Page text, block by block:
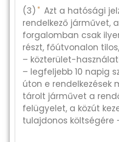
(3) * Azt a hatósági
rendelkező járművet,
forgalomban csak
részt, főútvonalon
– közterület-
– legfeljebb 10 napig
úton e rendelkezések
tárolt járművet a
felügyelet, a közút
tulajdonos költségére